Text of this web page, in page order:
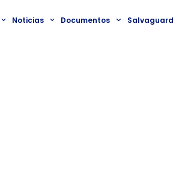
Noticias Documentos